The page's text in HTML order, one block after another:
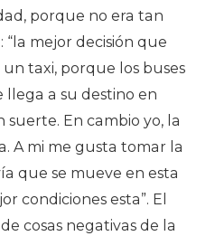
porque no era tan
“la mejor decisión que
taxi, porque los buses
llega a su destino en
suerte. En cambio yo, la
A mi me gusta tomar la
que se mueve en esta
condiciones esta”. El
cosas negativas de la